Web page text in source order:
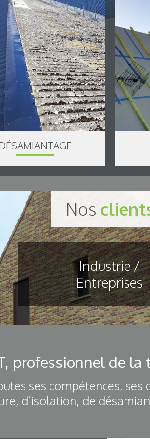
Nos
Industrie /
Entreprises
professionnel de la
ses compétences,
d’isolation, de